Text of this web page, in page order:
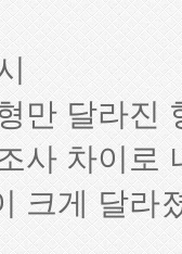
만 달라진
사 차이로
크게 달라